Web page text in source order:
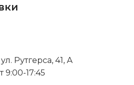
Рутгерса, 41, А
9:00-17:45